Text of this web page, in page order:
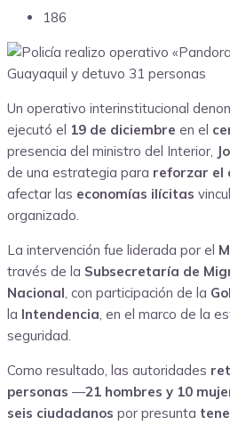
186
Un operativo interinstitucional
ejecutó el 19 de diciembre en el
presencia del ministro del Interior,
de una estrategia para reforzar el
afectar las economías ilícitas
organizado.
La intervención fue liderada por el
través de la Subsecretaría de
Nacional, con participación de la
la Intendencia, en el marco de la
seguridad.
Como resultado, las autoridades
personas —21 hombres y 10
seis ciudadanos por presunta